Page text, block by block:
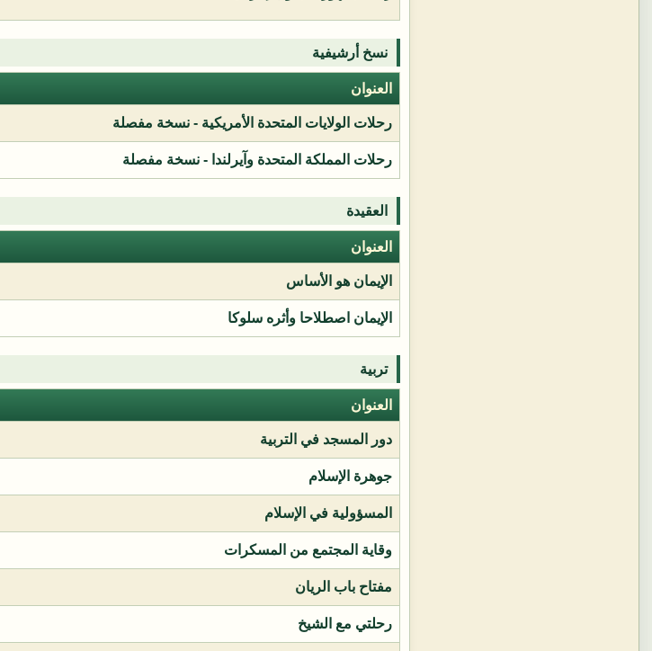
نسخ أرشيفية
العنوان
رحلات الولايات المتحدة الأمريكية - نسخة مفصلة
رحلات المملكة المتحدة وآيرلندا - نسخة مفصلة
العقيدة
العنوان
الإيمان هو الأساس
الإيمان اصطلاحا وأثره سلوكا
تربية
العنوان
دور المسجد في التربية
جوهرة الإسلام
المسؤولية في الإسلام
وقاية المجتمع من المسكرات
مفتاح باب الريان
رحلتي مع الشيخ